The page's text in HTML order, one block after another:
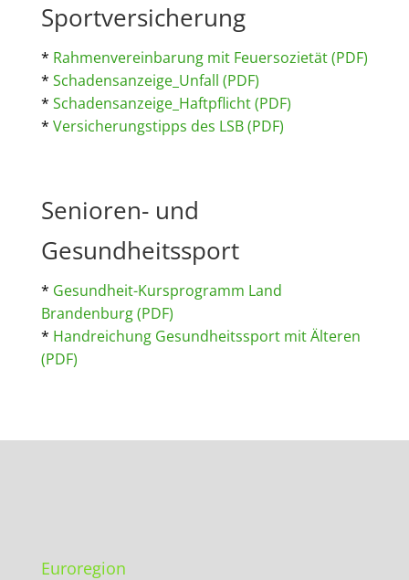
Sportversicherung
* Rahmenvereinbarung mit Feuersozietät (PDF)
* Schadensanzeige_Unfall (PDF)
* Schadensanzeige_Haftpflicht (PDF)
* Versicherungstipps des LSB (PDF)
Senioren- und
Gesundheitssport
* Gesundheit-Kursprogramm Land
Brandenburg (PDF)
* Handreichung Gesundheitssport mit Älteren
(PDF)
Euroregion